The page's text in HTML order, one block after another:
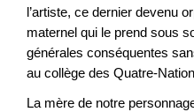
l’artiste, ce dernier devenu
maternel qui le prend sous
générales conséquentes
au collège des Quatre-
La mère de notre